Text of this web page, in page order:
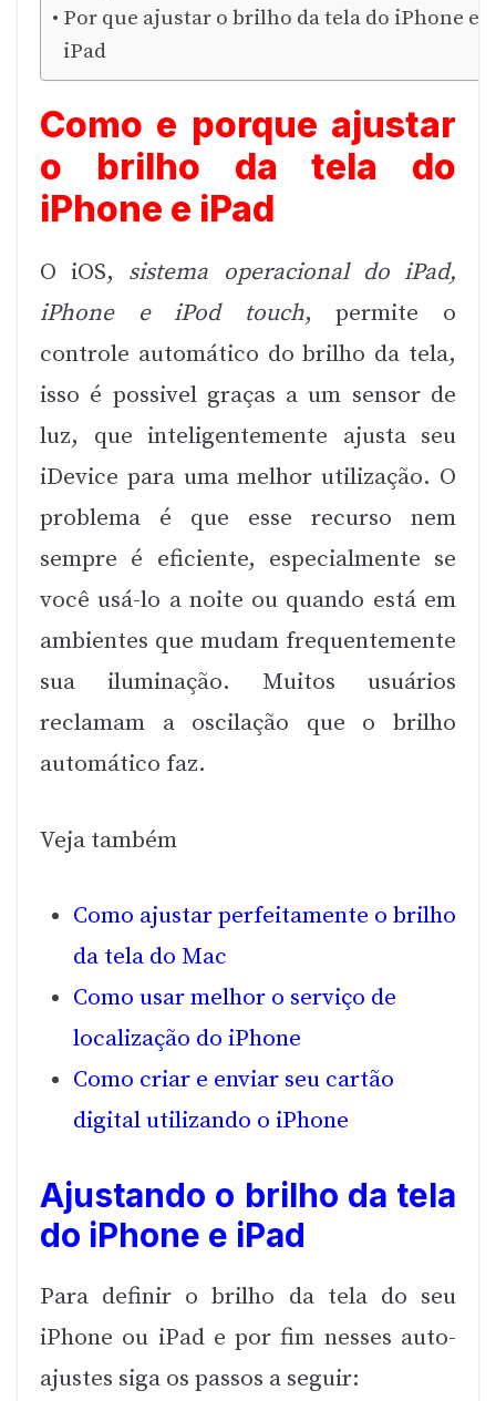
Por que ajustar o brilho da tela do iPhone e
iPad
Como e porque ajustar
o brilho da tela do
iPhone e iPad
O iOS, sistema operacional do iPad,
iPhone e iPod touch, permite o
controle automático do brilho da tela,
isso é possivel graças a um sensor de
luz, que inteligentemente ajusta seu
iDevice para uma melhor utilização. O
problema é que esse recurso nem
sempre é eficiente, especialmente se
você usá-lo a noite ou quando está em
ambientes que mudam frequentemente
sua iluminação. Muitos usuários
reclamam a oscilação que o brilho
automático faz.
Veja também
Como ajustar perfeitamente o brilho
da tela do Mac
Como usar melhor o serviço de
localização do iPhone
Como criar e enviar seu cartão
digital utilizando o iPhone
Ajustando o brilho da tela
do iPhone e iPad
Para definir o brilho da tela do seu
iPhone ou iPad e por fim nesses auto-
ajustes siga os passos a seguir: